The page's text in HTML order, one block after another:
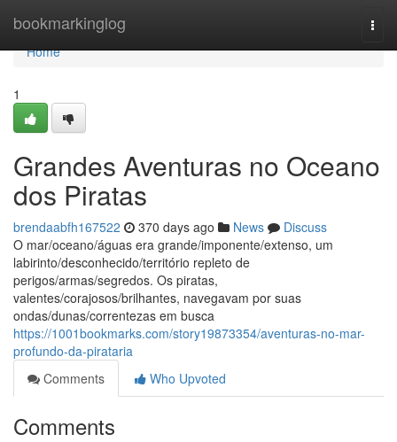
bookmarkinglog
Home
Home
1
Grandes Aventuras no Oceano
dos Piratas
brendaabfh167522 370 days ago News
Discuss
O mar/oceano/águas era grande/imponente/extenso, um
labirinto/desconhecido/território repleto de
perigos/armas/segredos. Os piratas,
valentes/corajosos/brilhantes, navegavam por suas
ondas/dunas/correntezas em busca
https://1001bookmarks.com/story19873354/aventuras-no-mar-
profundo-da-pirataria
Comments
Who Upvoted
Comments